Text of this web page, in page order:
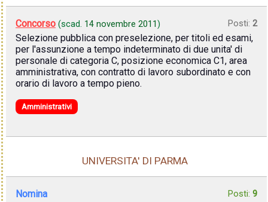
Concorso (scad. 14 novembre 2011) Posti: 2
Selezione pubblica con preselezione, per titoli ed esami,
per l'assunzione a tempo indeterminato di due unita' di
personale di categoria C, posizione economica C1, area
amministrativa, con contratto di lavoro subordinato e con
orario di lavoro a tempo pieno.
Amministrativi
UNIVERSITA' DI PARMA
Nomina Posti: 9